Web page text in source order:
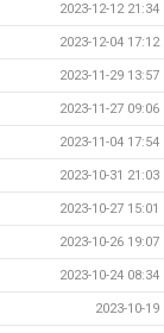
2023-12-12 21:34
2023-12-04 17:12
2023-11-29 13:57
2023-11-27 09:06
2023-11-04 17:54
2023-10-31 21:03
2023-10-27 15:01
2023-10-26 19:07
2023-10-24 08:34
2023-10-19